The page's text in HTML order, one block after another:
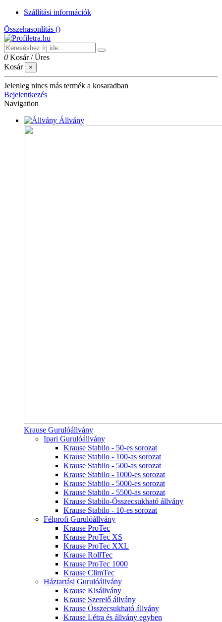
Szállítási információk
Összehasonlítás ()
0 Kosár /Üres
Kosár
×
Jelenleg nincs más termék a kosaradban
Bejelentkezés
Navigation
Állvány
Krause Gurulóállvány
Ipari Gurulóállvány
Krause Stabilo - 50-es sorozat
Krause Stabilo - 100-as sorozat
Krause Stabilo - 500-as sorozat
Krause Stabilo - 1000-es sorozat
Krause Stabilo - 5000-es sorozat
Krause Stabilo - 5500-as sorozat
Krause Stabilo-Összecsukható állvány
Krause Stabilo - 10-es sorozat
Félprofi Gurulóállvány
Krause ProTec
Krause ProTec XS
Krause ProTec XXL
Krause RollTec
Krause ProTec 1000
Krause ClimTec
Háztartási Gurulóállvány
Krause Kisállvány
Krause Szerelő állvány
Krause Összecsukható állvány
Krause Létra és állvány egyben